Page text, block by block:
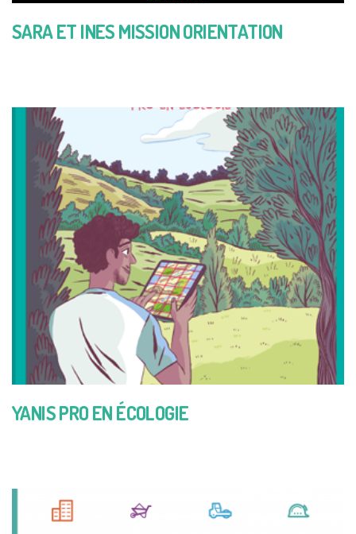
SARA ET INES MISSION ORIENTATION
YANIS PRO EN ÉCOLOGIE